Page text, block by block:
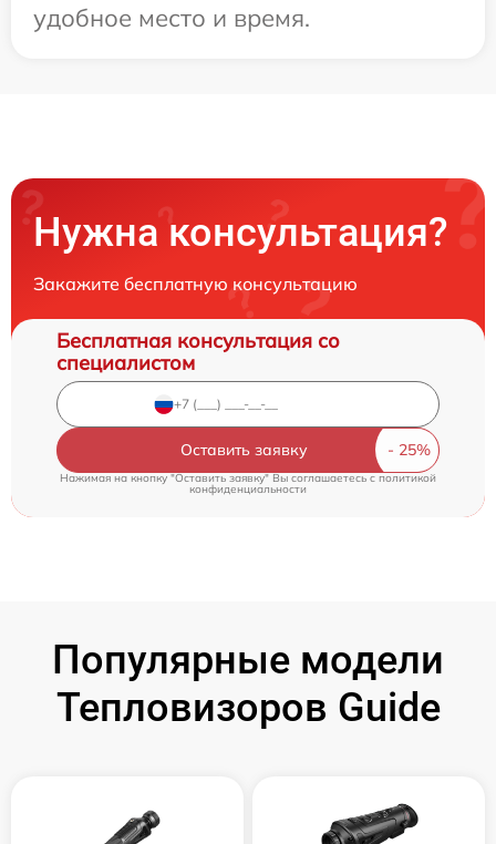
удобное место и время.
Нужна консультация?
Закажите бесплатную консультацию
Бесплатная консультация со
специалистом
Оставить заявку
Нажимая на кнопку "Оставить заявку" Вы соглашаетесь cполитикой
конфиденциальности
Популярные модели
Тепловизоров Guide